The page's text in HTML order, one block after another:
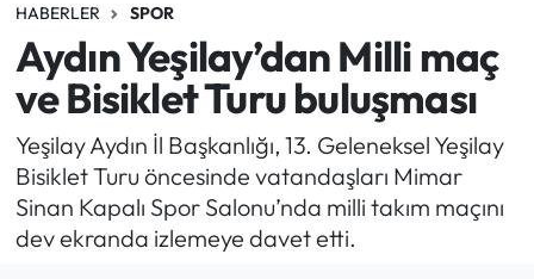
HABERLER SPOR
Aydın Yeşilay’dan Milli maç
ve Bisiklet Turu buluşması
Yeşilay Aydın İl Başkanlığı, 13. Geleneksel Yeşilay
Bisiklet Turu öncesinde vatandaşları Mimar
Sinan Kapalı Spor Salonu’nda milli takım maçını
dev ekranda izlemeye davet etti.
EĞİTİM
EKONOMİ
GÜNCEL
GÜNDEM
Süper Lig Puan Durumu ve Fikstür
Tüm Manşetler
Son Dakika Haberleri
Haber Arşivi